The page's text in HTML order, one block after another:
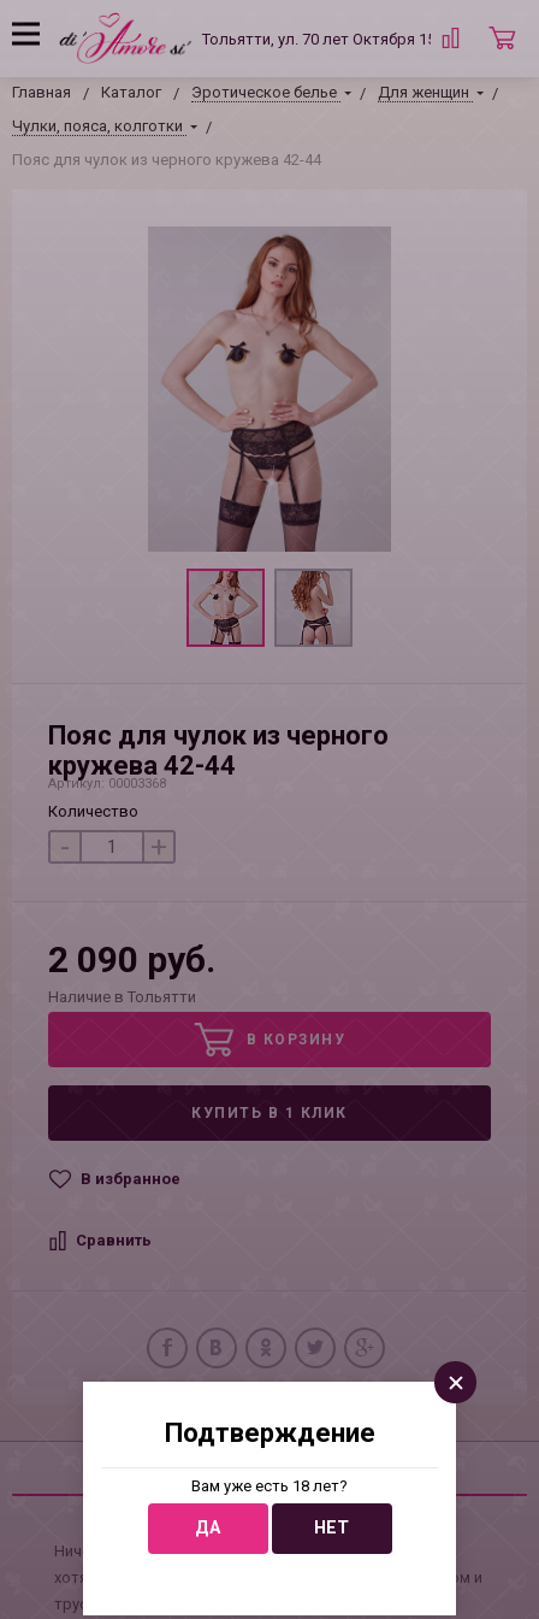
Тольятти, ул. 70 лет Октября 15 Б
Главная Каталог Эротическое белье
Для женщин
Чулки, пояса, колготки
Пояс для чулок из черного кружева 42-44
Пояс для чулок из черного
кружева 42-44
Артикул: 00003368
Количество
- +
2 090 руб.
Наличие в Тольятти
В КОРЗИНУ
КУПИТЬ В 1 КЛИК
В избранное
Сравнить
Ничего не может быть сексуальней девушки в чулках,
хотя нет,можетДевушка в чулках в комплекте с поясом и
трусиками с доступом.
Подтверждение
Вам уже есть 18 лет?
ДА НЕТ